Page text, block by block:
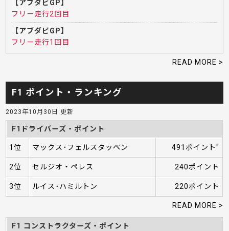
【アブダビGP】
フリー走行2回目
【アブダビGP】
フリー走行1回目
READ MORE >
F1 ポイント・ランキング
2023年10月30日 更新
F1ドライバーズ・ポイント
1位 マックス･フェルスタッペン 491ポイント"
2位 セルジオ・ペレス 240ポイント
3位 ルイス･ハミルトン 220ポイント
READ MORE >
F1 コンストラクターズ・ポイント